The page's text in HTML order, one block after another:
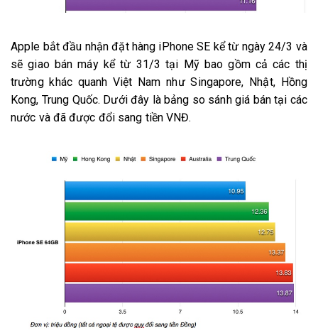
Apple bắt đầu nhận đặt hàng iPhone SE kể từ ngày 24/3 và
sẽ giao bán máy kể từ 31/3 tại Mỹ bao gồm cả các thị
trường khác quanh Việt Nam như Singapore, Nhật, Hồng
Kong, Trung Quốc. Dưới đây là bảng so sánh giá bán tại các
nước và đã được đổi sang tiền VNĐ.